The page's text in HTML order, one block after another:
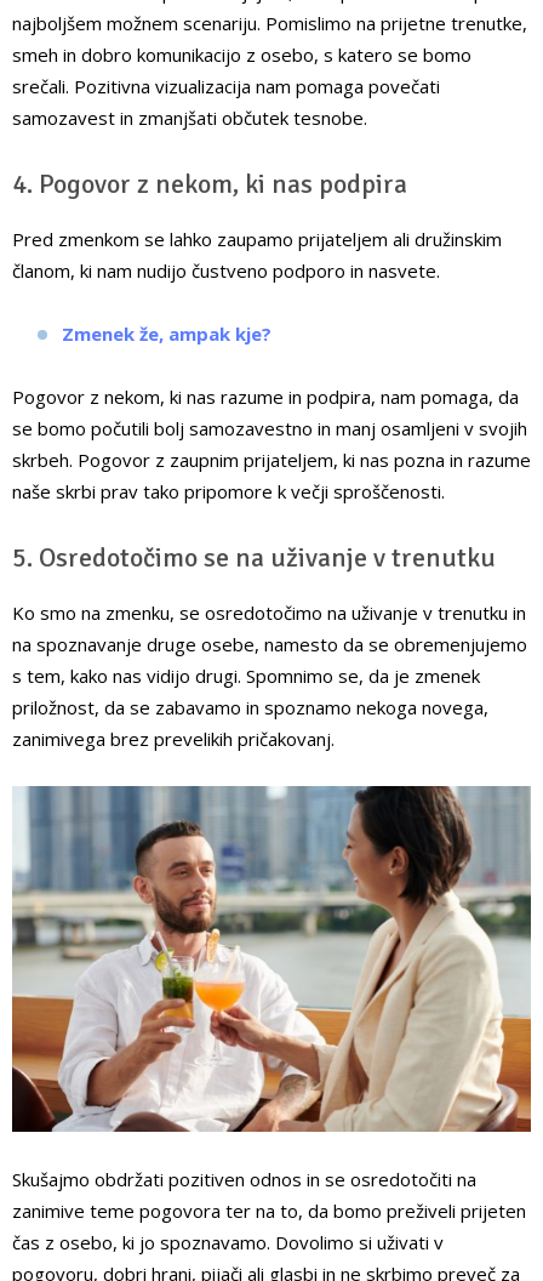
najboljšem možnem scenariju. Pomislimo na prijetne trenutke,
smeh in dobro komunikacijo z osebo, s katero se bomo
srečali. Pozitivna vizualizacija nam pomaga povečati
samozavest in zmanjšati občutek tesnobe.
4. Pogovor z nekom, ki nas podpira
Pred zmenkom se lahko zaupamo prijateljem ali družinskim
članom, ki nam nudijo čustveno podporo in nasvete.
Zmenek že, ampak kje?
Pogovor z nekom, ki nas razume in podpira, nam pomaga, da
se bomo počutili bolj samozavestno in manj osamljeni v svojih
skrbeh. Pogovor z zaupnim prijateljem, ki nas pozna in razume
naše skrbi prav tako pripomore k večji sproščenosti.
5. Osredotočimo se na uživanje v trenutku
Ko smo na zmenku, se osredotočimo na uživanje v trenutku in
na spoznavanje druge osebe, namesto da se obremenjujemo
s tem, kako nas vidijo drugi. Spomnimo se, da je zmenek
priložnost, da se zabavamo in spoznamo nekoga novega,
zanimivega brez prevelikih pričakovanj.
Skušajmo obdržati pozitiven odnos in se osredotočiti na
zanimive teme pogovora ter na to, da bomo preživeli prijeten
čas z osebo, ki jo spoznavamo. Dovolimo si uživati v
pogovoru, dobri hrani, pijači ali glasbi in ne skrbimo preveč za